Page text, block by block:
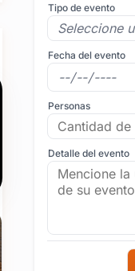
Tipo de evento
Fecha del evento
Personas
Detalle del evento